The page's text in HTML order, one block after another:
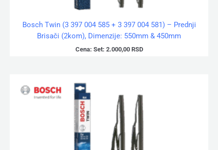
Bosch Twin (3 397 004 585 + 3 397 004 581) – Prednji
Brisači (2kom), Dimenzije: 550mm & 450mm
Cena: Set: 2.000,00 RSD